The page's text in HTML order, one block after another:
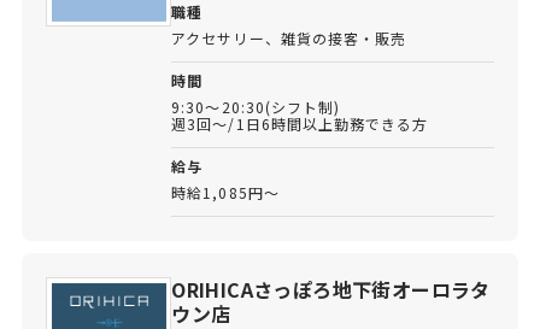
職種
アクセサリー、雑貨の接客・販売
時間
9:30～20:30(シフト制)
週3回～/1日6時間以上勤務できる方
給与
時給1,085円～
ORIHICAさっぽろ地下街オーロラタ
ウン店